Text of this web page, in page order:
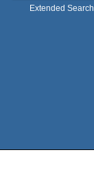
Extended Search